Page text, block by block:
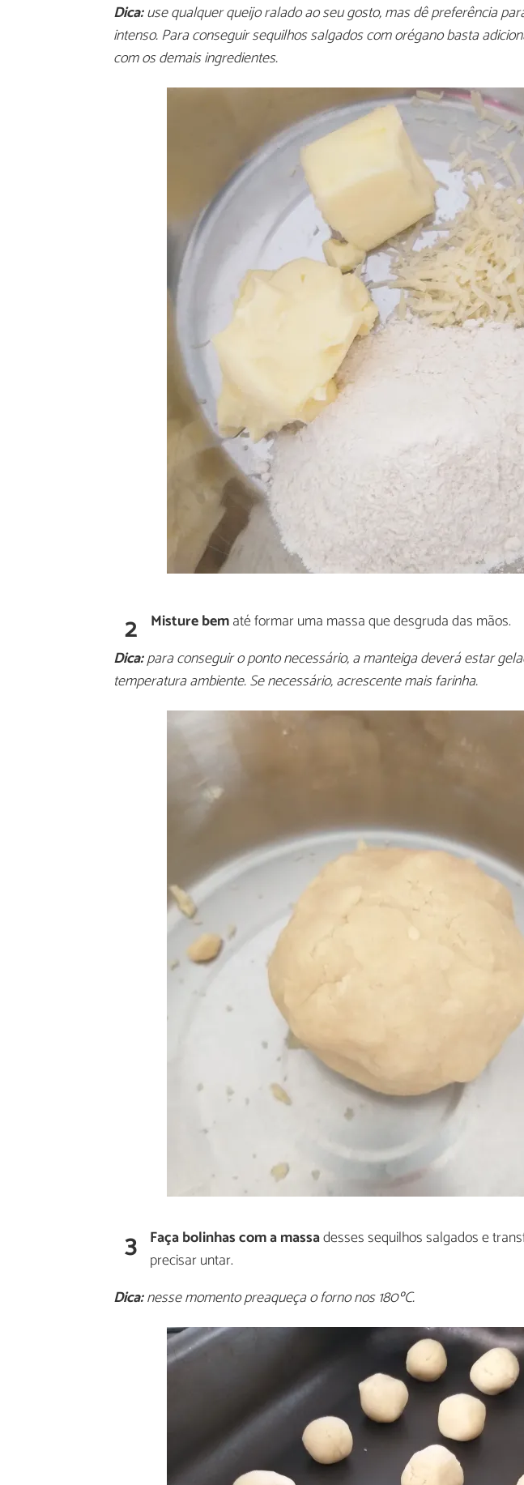
Dica:use qualquer queijo ralado ao seu gosto, mas dê preferência
intenso. Para conseguir sequilhos salgados com orégano basta
com os demais ingredientes.
2 Misture bematé formar uma massa que desgruda das mãos.
Dica:para conseguir o ponto necessário, a manteiga deverá estar
temperatura ambiente. Se necessário, acrescente mais farinha.
3 Faça bolinhas com a massadesses sequilhos salgados e
precisar untar.
Dica:nesse momento preaqueça o forno nos 180ºC.